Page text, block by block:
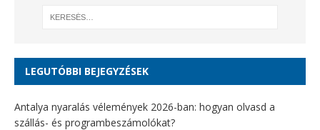
LEGUTÓBBI BEJEGYZÉSEK
Antalya nyaralás vélemények 2026-ban: hogyan olvasd a
szállás- és programbeszámolókat?